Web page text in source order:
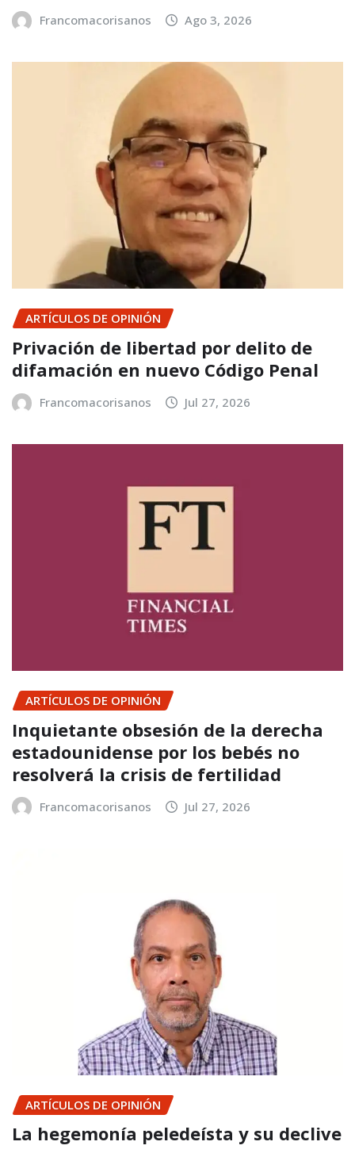
Francomacorisanos Ago 3, 2026
ARTÍCULOS DE OPINIÓN
Privación de libertad por delito de
difamación en nuevo Código Penal
Francomacorisanos Jul 27, 2026
ARTÍCULOS DE OPINIÓN
Inquietante obsesión de la derecha
estadounidense por los bebés no
resolverá la crisis de fertilidad
Francomacorisanos Jul 27, 2026
ARTÍCULOS DE OPINIÓN
La hegemonía peledeísta y su declive